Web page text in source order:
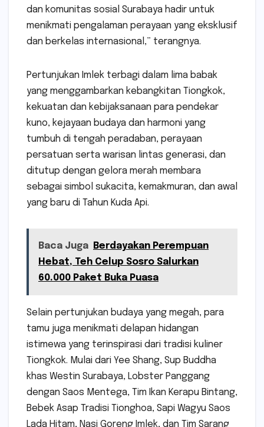
dan komunitas sosial Surabaya hadir untuk
menikmati pengalaman perayaan yang eksklusif
dan berkelas internasional,” terangnya.
Pertunjukan Imlek terbagi dalam lima babak
yang menggambarkan kebangkitan Tiongkok,
kekuatan dan kebijaksanaan para pendekar
kuno, kejayaan budaya dan harmoni yang
tumbuh di tengah peradaban, perayaan
persatuan serta warisan lintas generasi, dan
ditutup dengan gelora merah membara
sebagai simbol sukacita, kemakmuran, dan awal
yang baru di Tahun Kuda Api.
Baca Juga
Berdayakan Perempuan
Hebat, Teh Celup Sosro Salurkan
60.000 Paket Buka Puasa
Selain pertunjukan budaya yang megah, para
tamu juga menikmati delapan hidangan
istimewa yang terinspirasi dari tradisi kuliner
Tiongkok. Mulai dari Yee Shang, Sup Buddha
khas Westin Surabaya, Lobster Panggang
dengan Saos Mentega, Tim Ikan Kerapu Bintang,
Bebek Asap Tradisi Tionghoa, Sapi Wagyu Saos
Lada Hitam, Nasi Goreng Imlek, dan Tim Sarang